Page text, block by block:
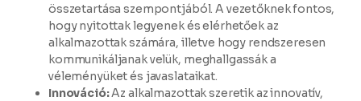
összetartása szempontjából. A vezetőknek fontos,
hogy nyitottak legyenek és elérhetőek az
alkalmazottak számára, illetve hogy rendszeresen
kommunikáljanak velük, meghallgassák a
véleményüket és javaslataikat.
Innováció:Az alkalmazottak szeretik az innovatív,